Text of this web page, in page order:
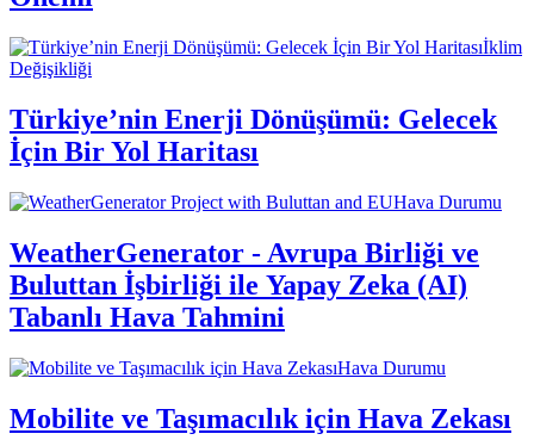
İklim
Değişikliği
Türkiye’nin Enerji Dönüşümü: Gelecek
İçin Bir Yol Haritası
Hava Durumu
WeatherGenerator - Avrupa Birliği ve
Buluttan İşbirliği ile Yapay Zeka (AI)
Tabanlı Hava Tahmini
Hava Durumu
Mobilite ve Taşımacılık için Hava Zekası